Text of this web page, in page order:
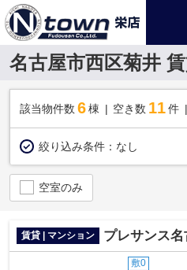
名古屋市西区菊井
該当物件数 6棟 空き数 11 件
絞り込み条件： なし
空室のみ
賃貸 | マンション プレサンス
敷0